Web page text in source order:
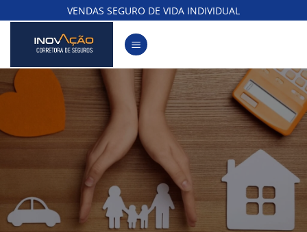
to
content
VENDAS SEGURO DE VIDA INDIVIDUAL